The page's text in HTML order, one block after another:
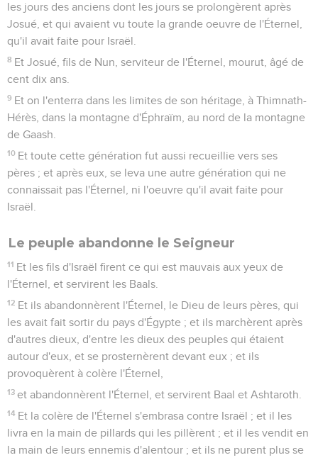
les jours des anciens dont les jours se prolongèrent après
Josué, et qui avaient vu toute la grande oeuvre de l'Éternel,
qu'il avait faite pour Israël.
8 Et Josué, fils de Nun, serviteur de l'Éternel, mourut, âgé de
cent dix ans.
9 Et on l'enterra dans les limites de son héritage, à Thimnath-
Hérès, dans la montagne d'Éphraïm, au nord de la montagne
de Gaash.
10 Et toute cette génération fut aussi recueillie vers ses
pères ; et après eux, se leva une autre génération qui ne
connaissait pas l'Éternel, ni l'oeuvre qu'il avait faite pour
Israël.
Le peuple abandonne le Seigneur
11 Et les fils d'Israël firent ce qui est mauvais aux yeux de
l'Éternel, et servirent les Baals.
12 Et ils abandonnèrent l'Éternel, le Dieu de leurs pères, qui
les avait fait sortir du pays d'Égypte ; et ils marchèrent après
d'autres dieux, d'entre les dieux des peuples qui étaient
autour d'eux, et se prosternèrent devant eux ; et ils
provoquèrent à colère l'Éternel,
13 et abandonnèrent l'Éternel, et servirent Baal et Ashtaroth.
14 Et la colère de l'Éternel s'embrasa contre Israël ; et il les
livra en la main de pillards qui les pillèrent ; et il les vendit en
la main de leurs ennemis d'alentour ; et ils ne purent plus se